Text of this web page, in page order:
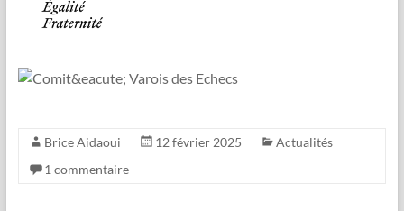
Brice Aidaoui 12 février 2025
Actualités
1 commentaire